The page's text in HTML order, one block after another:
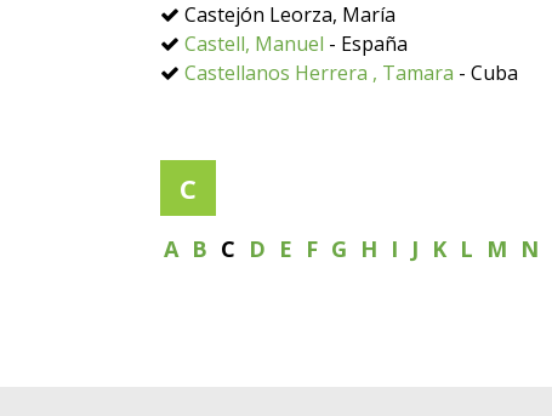
Castejón Leorza, María
Castell, Manuel - España
Castellanos Herrera , Tamara - Cuba
C
A B C D E F G H I J K L M N